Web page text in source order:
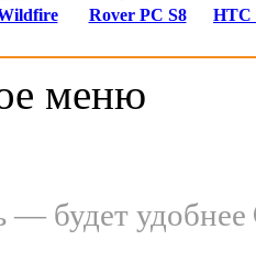
Rover PC S8 HTC
меню
— будет удобнее